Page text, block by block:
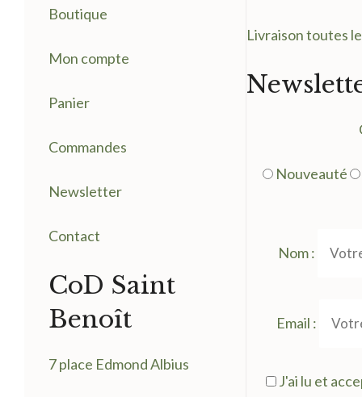
Boutique
Mon compte
Panier
Commandes
Newsletter
Contact
CoD Saint
Benoît
7 place Edmond Albius
Livraison toutes
Nouveauté
Nom :
Email :
J'ai lu et